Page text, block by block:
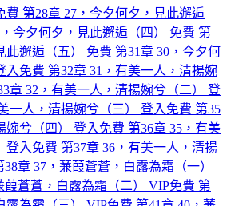
費 第28章 27，今夕何夕，見此邂逅
今夕何夕，見此邂逅（四） 免費 第
邂逅（五）
免費 第31章 30，今夕何
入免費 第32章 31，有美一人，清揚婉
章 32，有美一人，清揚婉兮（二）
登
一人，清揚婉兮（三） 登入免費 第35
兮（四）
登入免費 第36章 35，有美
登入免費 第37章 36，有美一人，清揚
38章 37，蒹葭蒼蒼，白露為霜（一）
葭蒼蒼，白露為霜（二） VIP免費 第